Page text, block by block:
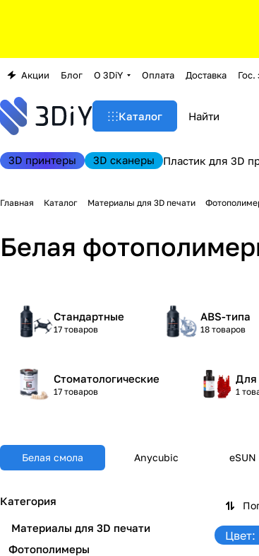
Акции Блог О 3DiY Оплата Доставка Гос.
Каталог
3D принтеры 3D сканеры Пластик для 3D
Главная Каталог Материалы для 3D печати
Белая
Стандартные
17 товаров
ABS-типа
18 товаров
Стоматологические
17 товаров
Для
1
Белая смола Anycubic eSUN
Категория
Материалы для 3D печати
Фотополимеры